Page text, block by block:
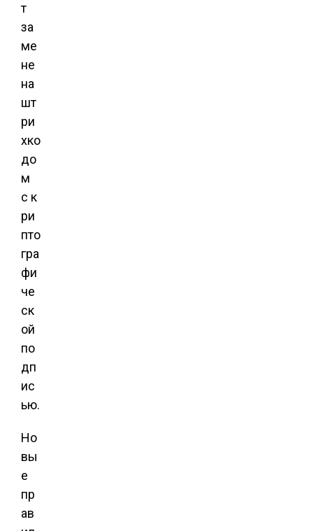
т
за
ме
не
на
шт
ри
хко
до
м
с к
ри
пто
гра
фи
че
ск
ой
по
дп
ис
ью.
Но
вы
е
пр
ав